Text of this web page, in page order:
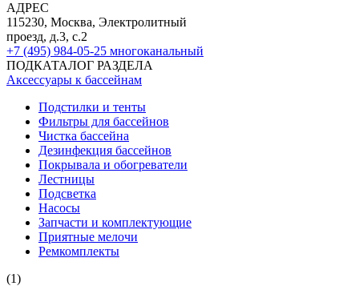
АДРЕС
115230, Москва, Электролитный
проезд, д.3, с.2
+7 (495) 984-05-25 многоканальный
ПОДКАТАЛОГ РАЗДЕЛА
Аксессуары к бассейнам
Подстилки и тенты
Фильтры для бассейнов
Чистка бассейна
Дезинфекция бассейнов
Покрывала и обогреватели
Лестницы
Подсветка
Насосы
Запчасти и комплектующие
Приятные мелочи
Ремкомплекты
(1)